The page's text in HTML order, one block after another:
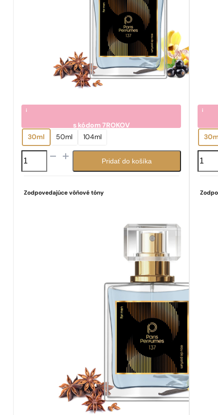
i
s kódom 7ROKOV
7.05€
30ml 50ml 104ml
množstvo
N°
137
Pridať do košíka
Zodpovedajúce vôňové tóny
i
N°
169